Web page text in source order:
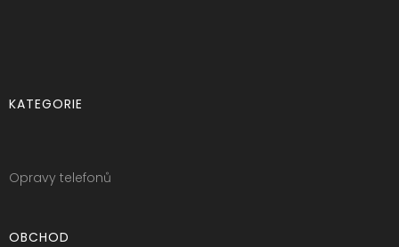
KATEGORIE
Opravy telefonů
OBCHOD